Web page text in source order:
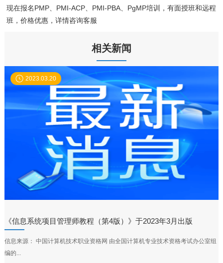
现在报名PMP、PMI-ACP、PMI-PBA、PgMP培训，有面授班和远程
班，价格优惠，详情咨询客服
相关新闻
2023.03.20
《信息系统项目管理师教程（第4版）》于2023年3月出版
信息来源： 中国计算机技术职业资格网 由全国计算机专业技术资格考试办公室组
编的...